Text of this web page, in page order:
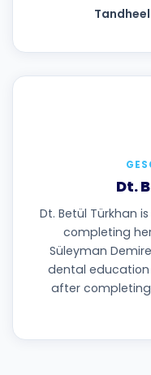
Dt.
Dt. Betül Türkhan
completing
Süleyman
dental
after